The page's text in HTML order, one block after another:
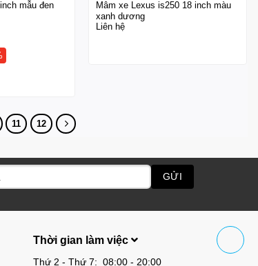
mẫu đen
Mâm xe Lexus is250 18 inch màu
xanh dương
Liên hệ
11 12
Thời gian làm việc
Thứ 2 - Thứ 7: 08:00 - 20:00